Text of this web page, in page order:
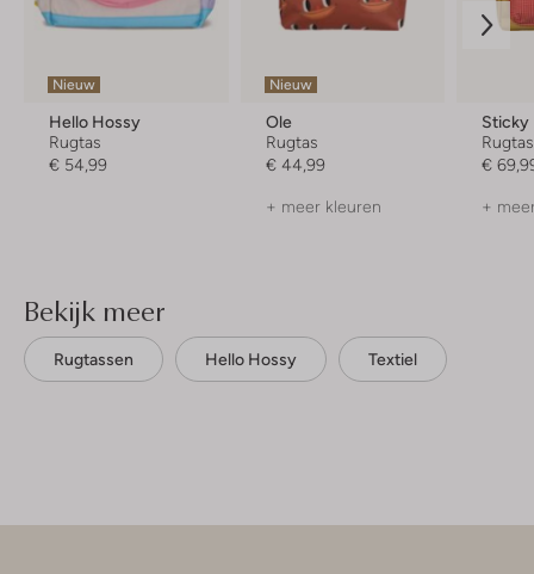
Nieuw
Hello Hossy
Rugtas
€ 54,99
Nieuw
Ole
Rugtas
€ 44,99
+ meer kleuren
Sticky
Rugtas
€
+
Bekijk meer
Rugtassen Hello Hossy Textiel